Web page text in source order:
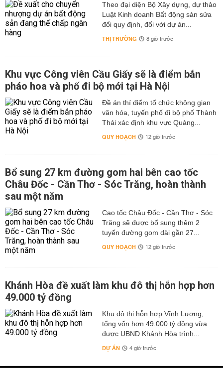
Theo đại diện Bộ Xây dựng, dự thảo
Luật Kinh doanh Bất động sản sửa
đổi quy định, đối với dự án...
THỊ TRƯỜNG 8 giờ trước
Khu vực Công viên Cầu Giấy sẽ là điểm bắn
pháo hoa và phố đi bộ mới tại Hà Nội
Đề án thí điểm tổ chức không gian
văn hóa, tuyến phố đi bộ phố Thành
Thái xác định khu vực Quảng...
QUY HOẠCH 12 giờ trước
Bổ sung 27 km đường gom hai bên cao tốc
Châu Đốc - Cần Thơ - Sóc Trăng, hoàn thành
sau một năm
Cao tốc Châu Đốc - Cần Thơ - Sóc
Trăng sẽ được bổ sung thêm 2
tuyến đường gom dài gần 27...
QUY HOẠCH 12 giờ trước
Khánh Hòa đề xuất làm khu đô thị hỗn hợp hơn
49.000 tỷ đồng
Khu đô thị hỗn hợp Vĩnh Lương,
tổng vốn hơn 49.000 tỷ đồng vừa
được UBND Khánh Hòa trình...
DỰ ÁN 4 giờ trước